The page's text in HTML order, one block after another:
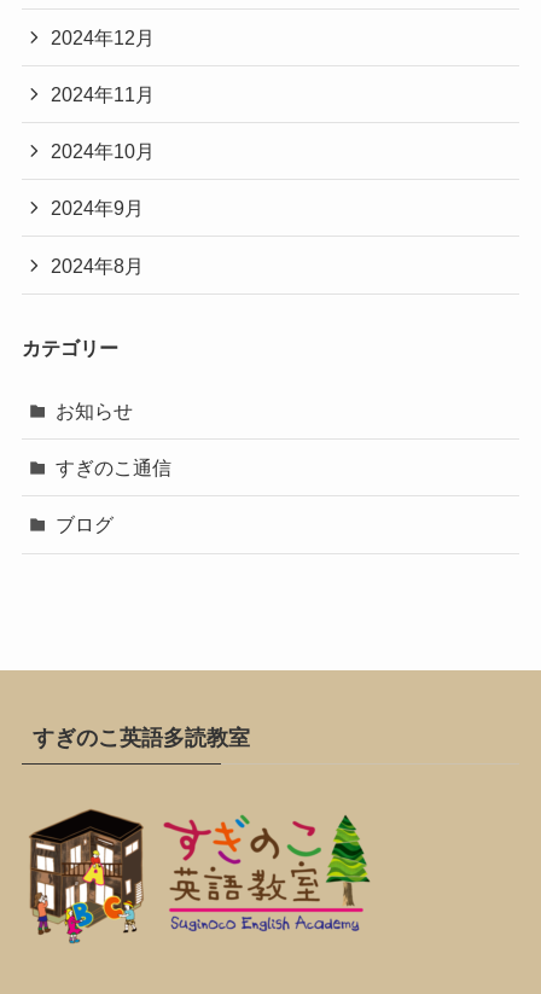
2024年12月
2024年11月
2024年10月
2024年9月
2024年8月
カテゴリー
お知らせ
すぎのこ通信
ブログ
すぎのこ英語多読教室